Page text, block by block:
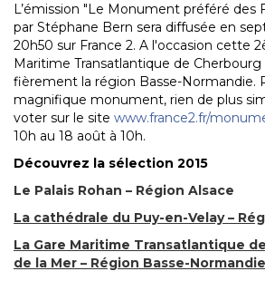
L’émission "Le Monument préféré des
par Stéphane Bern sera diffusée en
20h50 sur France 2. A l'occasion cette
Maritime Transatlantique de Cherbourg
fièrement la région Basse-Normandie.
magnifique monument, rien de plus
voter sur le site www.france2.fr/
10h au 18 août à 10h.
Découvrez la sélection 2015
Le Palais Rohan – Région Alsace
La cathédrale du Puy-en-Velay –
La Gare Maritime Transatlantique
de la Mer – Région Basse-Normandie